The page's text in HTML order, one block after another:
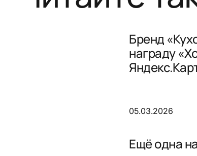
Бренд
награду
05.03.2026
Ещё одна